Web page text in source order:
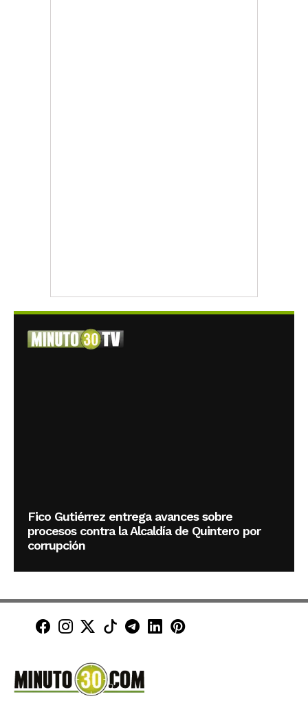
Fico Gutiérrez entrega avances sobre
procesos contra la Alcaldía de Quintero por
corrupción
Minuto30 en Facebook
Minuto30 en Instagram
Minuto30 en X (Twitter)
Minuto30 en TikTok
Canal de Minuto30 en
Minuto30 en LinkedIn
Minuto30 en